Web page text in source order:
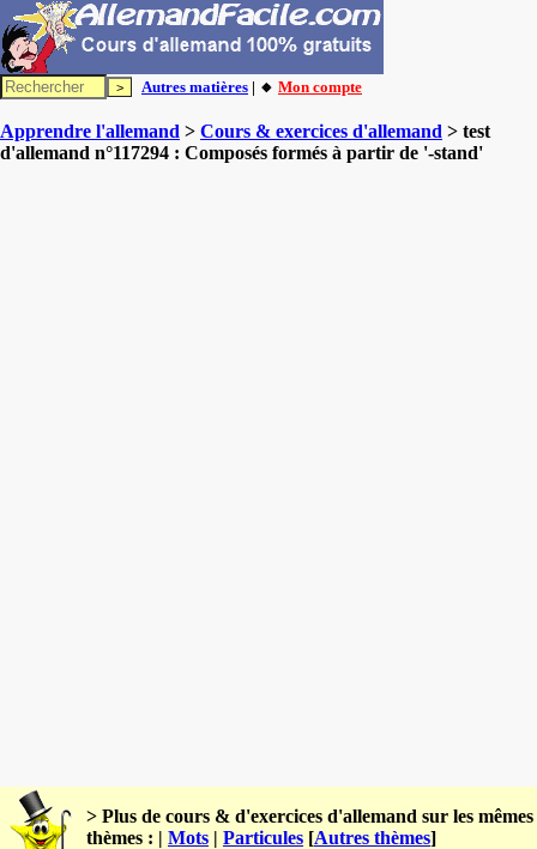
Autres matières | 🔸 Mon compte
Apprendre l'allemand > Cours & exercices d'allemand > test
d'allemand n°117294 : Composés formés à partir de '-stand'
> Plus de cours & d'exercices d'allemand sur les mêmes
thèmes : | Mots | Particules [Autres thèmes]